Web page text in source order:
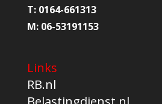
T: 0164-661313
M: 06-53191153
Links
RB.nl